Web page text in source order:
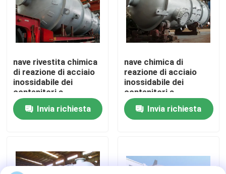
Visita alla fabbrica
Controllo della qualità
Contattaci
Notizie
Autoclave di AAC
nave rivestita chimica
di reazione di acciaio
inossidabile dei
contenitori a
pressione di 1000L
2000LInvia richiesta
nave chimica di
reazione di acciaio
inossidabile dei
contenitori a
pressione di 100L
8bar 50cbmInvia richiesta